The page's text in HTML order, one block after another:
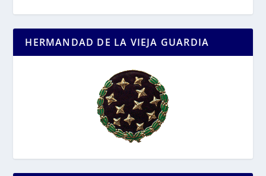
HERMANDAD DE LA VIEJA GUARDIA